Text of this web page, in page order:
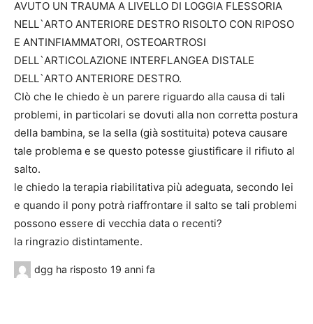
AVUTO UN TRAUMA A LIVELLO DI LOGGIA FLESSORIA
NELL`ARTO ANTERIORE DESTRO RISOLTO CON RIPOSO
E ANTINFIAMMATORI, OSTEOARTROSI
DELL`ARTICOLAZIONE INTERFLANGEA DISTALE
DELL`ARTO ANTERIORE DESTRO.
CIò che le chiedo è un parere riguardo alla causa di tali
problemi, in particolari se dovuti alla non corretta postura
della bambina, se la sella (già sostituita) poteva causare
tale problema e se questo potesse giustificare il rifiuto al
salto.
le chiedo la terapia riabilitativa più adeguata, secondo lei
e quando il pony potrà riaffrontare il salto se tali problemi
possono essere di vecchia data o recenti?
la ringrazio distintamente.
dgg ha risposto 19 anni fa